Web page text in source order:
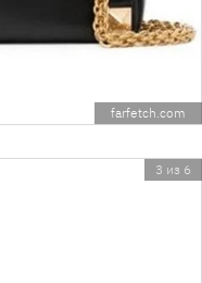
farfetch.com
3 из 6